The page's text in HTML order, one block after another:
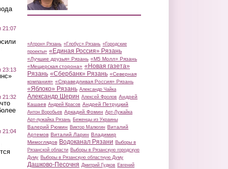
21:07
23:13
21:32
21:04
«Атрон» Рязань «Глобус» Рязань «Городские
проекты» «Единая Россия» Рязань
«Лучшие друзья» Рязань «М5 Молл» Рязань
«Мещерская сторона» «Новая газета»
Рязань «Сбербанк» Рязань «Северная
компания» «Справедливая Россия» Рязань
«Яблоко» Рязань Александр Чайка
Александр Шерин Алексей Фролов Андрей
Кашаев Андрей Красов Андрей Петруцкий
Антон Воробьев Аркадий Фомин Арт-Лужайка
Арт-лужайка Рязань Беженцы из Украины
Валерий Рюмин Виктор Малюгин Виталий
Артемов Виталий Ларин Владимир
Мимоглядов Водоканал Рязани Выборы в
Рязанской области Выборы в Рязанскую городскую
Думу Выборы в Рязанскую областную Думу
Дашково-Песочня Дмитрий Гудков Евгений